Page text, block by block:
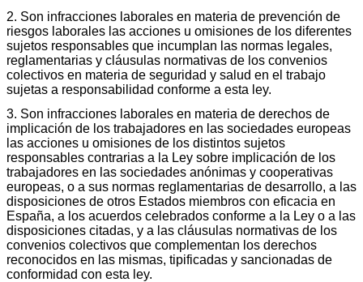
2. Son infracciones laborales en materia de prevención de
riesgos laborales las acciones u omisiones de los diferentes
sujetos responsables que incumplan las normas legales,
reglamentarias y cláusulas normativas de los convenios
colectivos en materia de seguridad y salud en el trabajo
sujetas a responsabilidad conforme a esta ley.
3. Son infracciones laborales en materia de derechos de
implicación de los trabajadores en las sociedades europeas
las acciones u omisiones de los distintos sujetos
responsables contrarias a la Ley sobre implicación de los
trabajadores en las sociedades anónimas y cooperativas
europeas, o a sus normas reglamentarias de desarrollo, a las
disposiciones de otros Estados miembros con eficacia en
España, a los acuerdos celebrados conforme a la Ley o a las
disposiciones citadas, y a las cláusulas normativas de los
convenios colectivos que complementan los derechos
reconocidos en las mismas, tipificadas y sancionadas de
conformidad con esta ley.